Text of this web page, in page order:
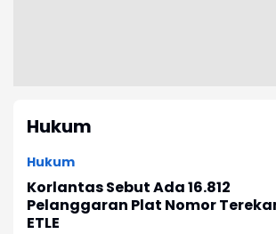
Hukum
Hukum
Korlantas Sebut Ada 16.812
Pelanggaran Plat Nomor
ETLE